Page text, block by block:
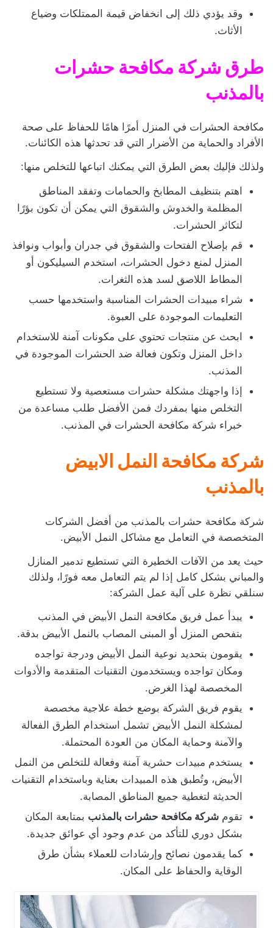
وقد يؤدي ذلك إلى انخفاض قيمة الممتلكات وضياع
الأثاث.
طرق شركة مكافحة حشرات
بالمذنب
مكافحة الحشرات في المنزل أمرًا هامًا للحفاظ على صحة
الأفراد والحماية من الأضرار التي قد تحدثها هذه الكائنات.
ولذلك فإليك بعض الطرق التي يمكنك اتباعها للتخلص منها:
اهتم بتنظيف المطابخ والحمامات وتفقد المناطق
المظلمة والخدوش والشقوق التي يمكن أن تكون بؤرًا
لتكاثر الحشرات.
قم بإصلاح الفتحات والشقوق في جدران وأبواب ونوافذ
المنزل لمنع دخول الحشرات، استخدم السيليكون أو
المطاط اللاصق لسد هذه الثغرات.
شراء مبيدات الحشرات المناسبة واستخدمها حسب
التعليمات الموجودة على العبوة.
ابحث عن منتجات تحتوي على مكونات آمنة للاستخدام
داخل المنزل وتكون فعالة ضد الحشرات الموجودة في
المذنب.
إذا واجهتك مشكلة حشرات مستعصية ولا تستطيع
التخلص منها بمفردك فمن الأفضل طلب مساعدة من
خبراء شركة مكافحة الحشرات في المذنب.
شركة مكافحة النمل الابيض
بالمذنب
شركة مكافحة حشرات بالمذنب من أفضل الشركات
المتخصصة في التعامل مع مشاكل النمل الأبيض.
حيث يعد من الآفات الخطيرة التي تستطيع تدمير المنازل
والمباني بشكل كامل إذا لم يتم التعامل معه فورًا، ولذلك
سنلقي نظرة على آلية عمل الشركة:
يبدأ عمل فريق مكافحة النمل الأبيض في المذنب
بتفحص المنزل أو المبنى المصاب بالنمل الأبيض بدقة.
يقومون بتحديد نوعية النمل الأبيض ودرجة تواجده
ومكان تواجده ويستخدمون التقنيات المتقدمة والأدوات
المخصصة لهذا الغرض.
يقوم فريق الشركة بوضع خطة علاجية مخصصة
لمشكلة النمل الأبيض تشمل استخدام الطرق الفعالة
والآمنة وحماية المكان من العودة المحتملة.
يستخدم مبيدات حشرية آمنة وفعالة للتخلص من النمل
الأبيض، وتُطبق هذه المبيدات بعناية وباستخدام التقنيات
الحديثة لتغطية جميع المناطق المصابة.
تقوم شركة مكافحة حشرات بالمذنب بمتابعة المكان
بشكل دوري للتأكد من عدم وجود أي عوائق جديدة.
كما يقدمون نصائح وإرشادات للعملاء بشأن طرق
الوقاية والحفاظ على المكان.